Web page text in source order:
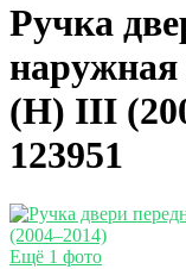
Ручка
наружная
(H) III
123951
Ещё 1 фото